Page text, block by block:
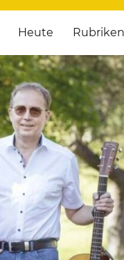
für
Termine von Kultur bis
Heute Rubriken